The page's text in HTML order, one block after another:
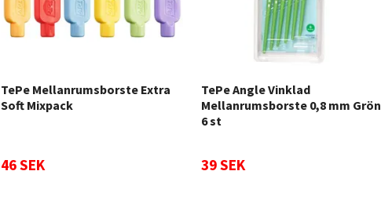
TePe Mellanrumsborste Extra
Soft Mixpack
46 SEK
TePe Angle Vinklad
Mellanrumsborste 0,8 mm Grön
6 st
39 SEK